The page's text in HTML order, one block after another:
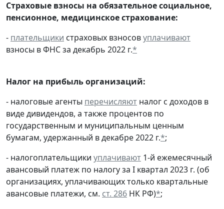
Страховые взносы на обязательное социальное,
пенсионное, медицинское страхование:
- плательщики страховых взносовуплачивают
взносы в ФНС за декабрь 2022 г.*
Налог на прибыль организаций:
- налоговые агенты перечисляют налог с доходов в
виде дивидендов, а также процентов по
государственным и муниципальным ценным
бумагам, удержанный в декабре 2022 г.*;
- налогоплательщики уплачивают 1-й ежемесячный
авансовый платеж по налогу за I квартал 2023 г. (об
организациях, уплачивающих только квартальные
авансовые платежи, см. ст. 286 НК РФ)*;